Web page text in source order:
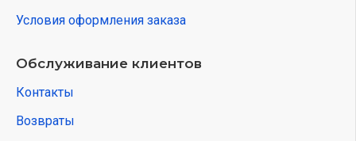
Условия оформления заказа
Обслуживание клиентов
Контакты
Возвраты